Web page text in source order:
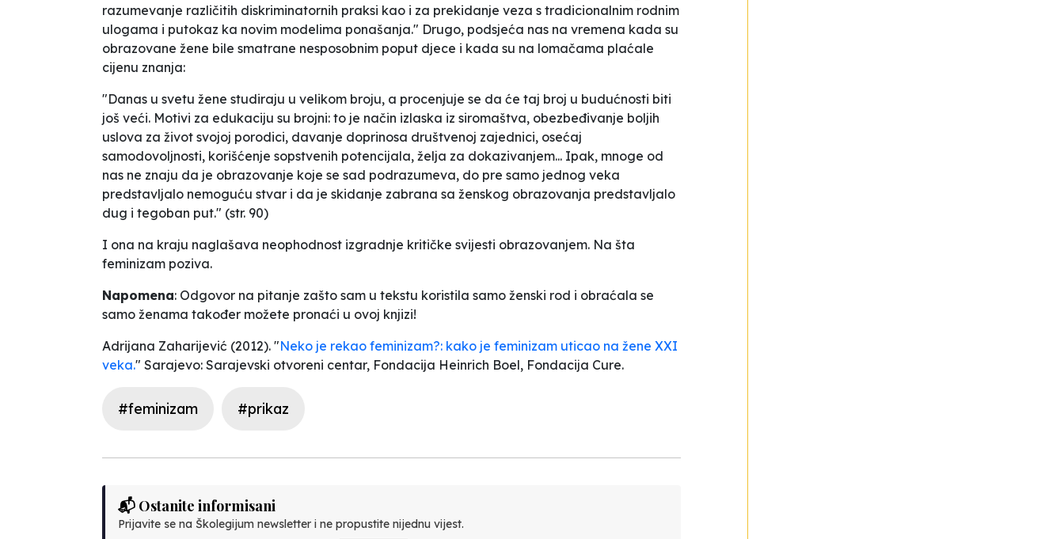
razumevanje različitih diskriminatornih praksi kao i za prekidanje veza s tradicionalnim rodnim
ulogama i putokaz ka novim modelima ponašanja." Drugo, podsjeća nas na vremena kada su
obrazovane žene bile smatrane nesposobnim poput djece i kada su na lomačama plaćale
cijenu znanja:
"Danas u svetu žene studiraju u velikom broju, a procenjuje se da će taj broj u budućnosti biti
još veći. Motivi za edukaciju su brojni: to je način izlaska iz siromaštva, obezbeđivanje boljih
uslova za život svojoj porodici, davanje doprinosa društvenoj zajednici, osećaj
samodovoljnosti, korišćenje sopstvenih potencijala, želja za dokazivanjem... Ipak, mnoge od
nas ne znaju da je obrazovanje koje se sad podrazumeva, do pre samo jednog veka
predstavljalo nemoguću stvar i da je skidanje zabrana sa ženskog obrazovanja predstavljalo
dug i tegoban put." (str. 90)
I ona na kraju naglašava neophodnost izgradnje kritičke svijesti obrazovanjem. Na šta
feminizam poziva.
Napomena: Odgovor na pitanje zašto sam u tekstu koristila samo ženski rod i obraćala se
samo ženama također možete pronaći u ovoj knjizi!
Adrijana Zaharijević (2012). "Neko je rekao feminizam?: kako je feminizam uticao na žene XXI
veka." Sarajevo: Sarajevski otvoreni centar, Fondacija Heinrich Boel, Fondacija Cure.
#feminizam #prikaz
📬 Ostanite informisani
Prijavite se na Školegijum newsletter i ne propustite nijednu vijest.